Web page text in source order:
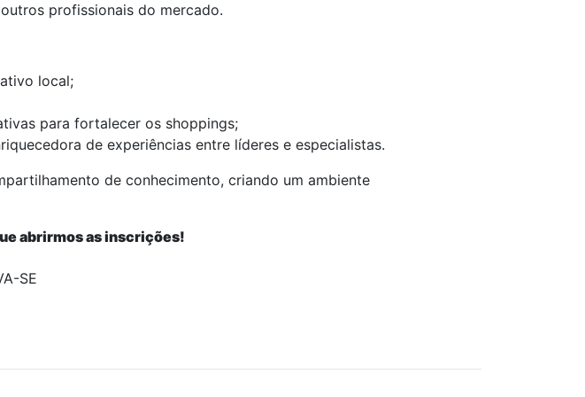
profissionais do mercado.
local;
para fortalecer os shoppings;
de experiências entre líderes e especialistas.
de conhecimento, criando um ambiente
abrirmos as inscrições!
SE